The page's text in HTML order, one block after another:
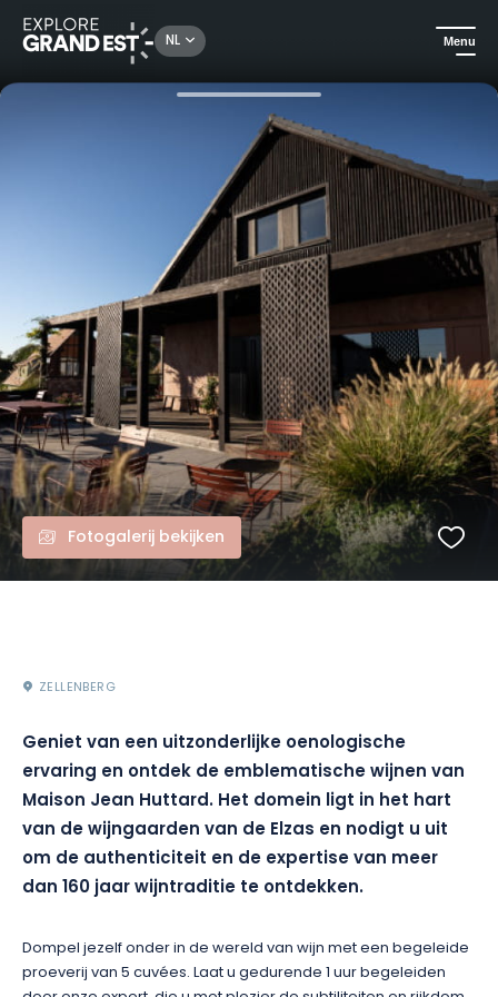
NL Menu
Kijk je ogen uit in de Grand Est Begeleide proeverij van 5 wijnen bij Maison Jean Huttard
Fotogalerij bekijken
ZELLENBERG
Geniet van een uitzonderlijke oenologische
ervaring en ontdek de emblematische wijnen van
Maison Jean Huttard. Het domein ligt in het hart
van de wijngaarden van de Elzas en nodigt u uit
om de authenticiteit en de expertise van meer
dan 160 jaar wijntraditie te ontdekken.
Dompel jezelf onder in de wereld van wijn met een begeleide
proeverij van 5 cuvées. Laat u gedurende 1 uur begeleiden